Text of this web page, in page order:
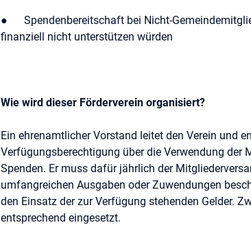
● Spendenbereitschaft bei Nicht-
finanziell nicht unterstützen würden
Wie wird dieser Förderverein organisiert?
Ein ehrenamtlicher Vorstand leitet den Verein und
Verfügungsberechtigung über die Verwendung der
Spenden. Er muss dafür jährlich der
umfangreichen Ausgaben oder Zuwendungen
den Einsatz der zur Verfügung stehenden Gelder.
entsprechend eingesetzt.